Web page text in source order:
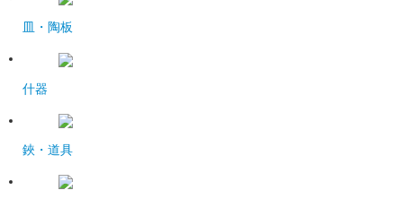
皿・陶板
什器
鋏・道具